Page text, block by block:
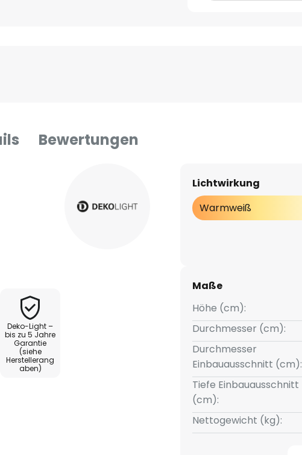
Bewertungen
Deko-Light –
bis zu 5 Jahre
Garantie
(siehe
Herstellerang
aben)
Lichtwirkung
Warmweiß
Maße
Höhe (cm):
Durchmesser (cm):
Durchmesser
Einbauausschnitt (cm):
Tiefe Einbauausschnitt
(cm):
Nettogewicht (kg):